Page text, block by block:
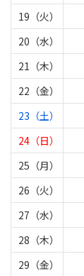
19（火）
20（水）
21（木）
22（金）
23（土）
24（日）
25（月）
26（火）
27（水）
28（木）
29（金）